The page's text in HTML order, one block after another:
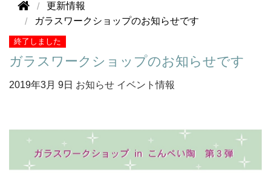
更新情報
ガラスワークショップのお知らせです
終了しました
ガラスワークショップのお知らせです
2019年3月 9日 お知らせ イベント情報